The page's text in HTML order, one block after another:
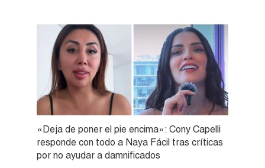
«Deja de poner el pie encima»: Cony Capelli
responde con todo a Naya Fácil tras críticas
por no ayudar a damnificados